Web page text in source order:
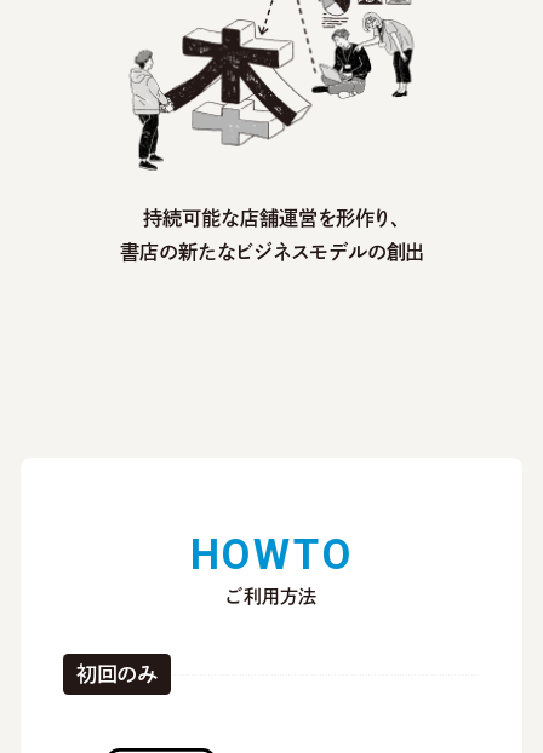
持続可能な店舗運営を形作り、
書店の新たなビジネスモデルの創出
HOWTO
ご利用方法
初回のみ